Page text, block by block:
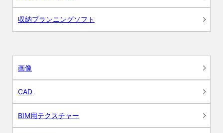
収納プランニングソフト
画像
CAD
BIM用テクスチャー